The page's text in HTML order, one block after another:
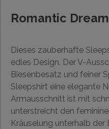
Romantic
Dieses zauberhafte
edles Design. Der V-
Biesenbesatz und feiner
Sleepshirt eine elegante
Armausschnitt ist mit
unterstreicht den
Kräuselung unterhalb